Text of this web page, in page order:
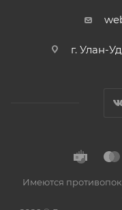
г. Улан-
Имеются